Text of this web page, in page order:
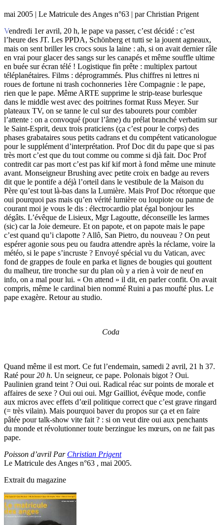
mai 2005 | Le Matricule des Anges n°63 | par Christian Prigent
Vendredi 1er avril, 20 h, le pape va passer, c’est décidé : c’est
l’heure des JT. Les PPDA, Schönberg et tutti se la jouent agneaux,
mais on sent briller les crocs sous la laine : ah, si on avait dernier râle
en vrai pour glacer des sangs sur les canapés et même souffle ultime
en buée sur écran télé ! Logistique fin prête : multiplex partout
téléplanétaires. Films : déprogrammés. Plus chiffres ni lettres ni
roues de fortune ni trash cochonneries 1ère Compagnie : le pape,
rien que le pape. Même ARTE supprime le strip-tease burlesque
dans le middle west avec des poitrines format Russ Meyer. Sur
plateaux TV, on se tanne le cul sur des tabourets pour combler
l’attente : on a convoqué (pour l’âme) du prélat branché verbatim sur
le Saint-Esprit, deux trois praticiens (ça c’est pour le corps) des
phases grabataires sous petits cadrans et du compétent vaticanologue
pour le supplément d’interprétation. Prof Doc dit du pape que si pas
très mort c’est que du tout comme ou comme si djà fait. Doc Prof
contredit car pas mort c’est pas kif kif mort à fond même une minute
avant. Monseigneur Brushing avec petite croix en badge au revers
dit que le pontife a déjà l’orteil dans le vestibule de la Maison du
Père qu’est tout là-bas dans la Lumière. Mais Prof Doc rétorque que
oui pourquoi pas mais qu’en vérité lumière ou loupiote ou panne de
courant moi je vous le dis : électrocardio plat égal bonjour les
dégâts. L’évêque de Lisieux, Mgr Lagoutte, déconseille les larmes
(sic) car la Joie demeure. Et on papote, et on papote mais le pape
c’est quand qu’i clapotte ? Allô, San Pietro, du nouveau ? On peut
espérer agonie sous peu ou faudra attendre après la réclame, voire la
météo, si le pape s’incruste ? Envoyé spécial vu du Vatican, avec
fond de grappes de foule en parka et lignes de bougies qui gouttent
du malheur, tire tronche sur du plan où y a rien à voir de neuf en
info, on a mal pour lui. « On attend » il dit, en parler confit. On avait
compris, même le cardinal bien nommé Ruini a pas moufté plus. Le
pape exagère. Retour au studio.
Coda
Quand même il est mort. Ce fut l’endemain, samedi 2 avril, 21 h 37.
Raté pour20 h. Un seigneur, ce pape. Polonais bigot ? Oui.
Paulinien grand teint ? Oui oui. Radical réac sur points de morale et
affaires de sexe ? Oui oui oui. Mgr Gailliot, évêque mode, confie
aux micros avec effets d’œil politique correct que c’est grave ringard
(= très vilain). Mais pourquoi baver du propos sur ça et en faire
pâtée pour talk-show vite fait ? : si on veut dire oui aux penchants
du monde et révolutionner toute berzingue les mœurs, on ne fait pas
pape.
Poisson d’avril Par Christian Prigent
Le Matricule des Anges n°63 , mai 2005.
Extrait du magazine